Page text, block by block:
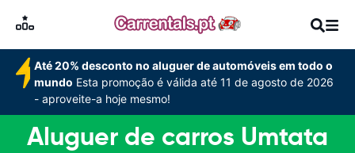
Até 20% desconto no aluguer de automóveis em todo o
mundo Esta promoção é válida até 11 de agosto de 2026
- aproveite-a hoje mesmo!
Aluguer de carros Umtata